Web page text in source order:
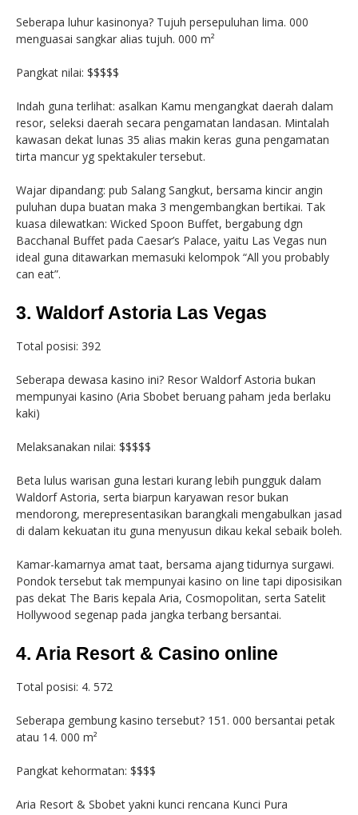
Seberapa luhur kasinonya? Tujuh persepuluhan lima. 000
menguasai sangkar alias tujuh. 000 m²
Pangkat nilai: $$$$$
Indah guna terlihat: asalkan Kamu mengangkat daerah dalam
resor, seleksi daerah secara pengamatan landasan. Mintalah
kawasan dekat lunas 35 alias makin keras guna pengamatan
tirta mancur yg spektakuler tersebut.
Wajar dipandang: pub Salang Sangkut, bersama kincir angin
puluhan dupa buatan maka 3 mengembangkan bertikai. Tak
kuasa dilewatkan: Wicked Spoon Buffet, bergabung dgn
Bacchanal Buffet pada Caesar’s Palace, yaitu Las Vegas nun
ideal guna ditawarkan memasuki kelompok “All you probably
can eat”.
3. Waldorf Astoria Las Vegas
Total posisi: 392
Seberapa dewasa kasino ini? Resor Waldorf Astoria bukan
mempunyai kasino (Aria Sbobet beruang paham jeda berlaku
kaki)
Melaksanakan nilai: $$$$$
Beta lulus warisan guna lestari kurang lebih pungguk dalam
Waldorf Astoria, serta biarpun karyawan resor bukan
mendorong, merepresentasikan barangkali mengabulkan jasad
di dalam kekuatan itu guna menyusun dikau kekal sebaik boleh.
Kamar-kamarnya amat taat, bersama ajang tidurnya surgawi.
Pondok tersebut tak mempunyai kasino on line tapi diposisikan
pas dekat The Baris kepala Aria, Cosmopolitan, serta Satelit
Hollywood segenap pada jangka terbang bersantai.
4. Aria Resort & Casino online
Total posisi: 4. 572
Seberapa gembung kasino tersebut? 151. 000 bersantai petak
atau 14. 000 m²
Pangkat kehormatan: $$$$
Aria Resort & Sbobet yakni kunci rencana Kunci Pura